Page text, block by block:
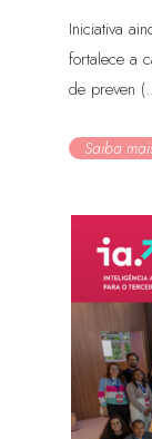
Iniciativa
fortalece a
de preven
Saiba